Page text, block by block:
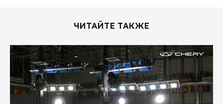
ЧИТАЙТЕ ТАКЖЕ